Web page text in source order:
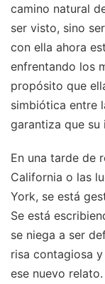
camino natural
ser visto, sino
con ella ahora
enfrentando los
propósito que
simbiótica entre
garantiza que su
En una tarde de
California o las
York, se está
Se está
se niega a ser
risa contagiosa
ese nuevo